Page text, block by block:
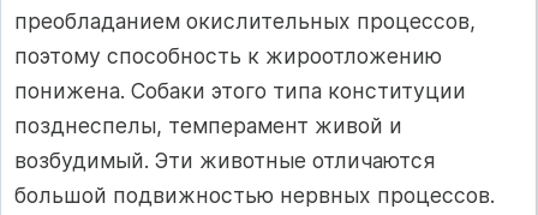
преобладанием окислительных процессов,
поэтому способность к жироотложению
понижена. Собаки этого типа конституции
позднеспелы, темперамент живой и
возбудимый. Эти животные отличаются
большой подвижностью нервных процессов.